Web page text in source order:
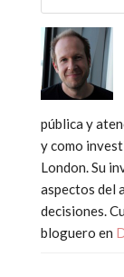
pública y
y como
London. Su
aspectos del
decisiones.
bloguero en